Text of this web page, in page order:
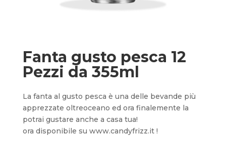
Fanta gusto pesca 12
Pezzi da 355ml
La fanta al gusto pesca è una delle bevande più
apprezzate oltreoceano ed ora finalemente la
potrai gustare anche a casa tua!
ora disponibile su www.candyfrizz.it !